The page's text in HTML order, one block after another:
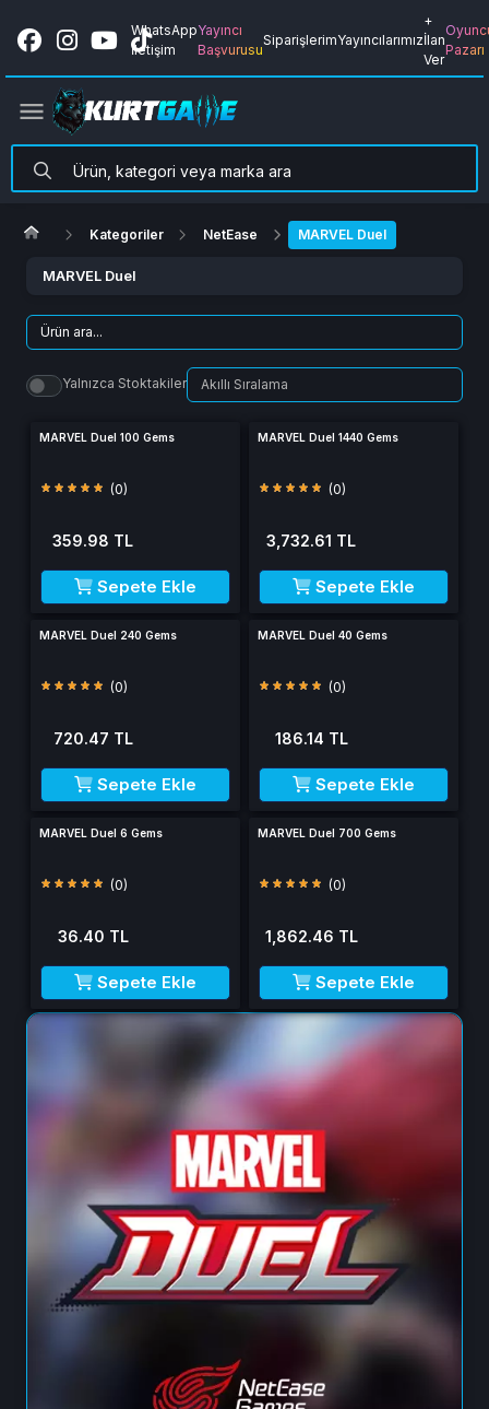
WhatsApp
İletişim
Yayıncı
Başvurusu
SiparişlerimYayıncılarımız
+
İlan
Ver
Pazarı
Kategoriler NetEase MARVEL Duel
MARVEL Duel
Yalnızca Stoktakiler
MARVEL Duel 100 Gems
(0)
359.98 TL
Sepete Ekle
MARVEL Duel 1440 Gems
(0)
3,732.61 TL
Sepete Ekle
MARVEL Duel 240 Gems
(0)
720.47 TL
Sepete Ekle
MARVEL Duel 40 Gems
(0)
186.14 TL
Sepete Ekle
MARVEL Duel 6 Gems
(0)
36.40 TL
Sepete Ekle
MARVEL Duel 700 Gems
(0)
1,862.46 TL
Sepete Ekle